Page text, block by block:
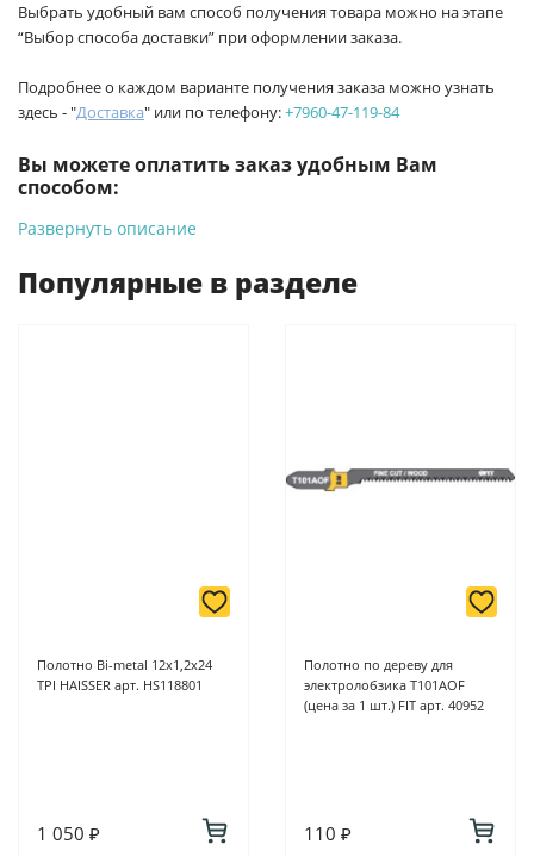
Выбрать удобный вам способ получения товара можно на этапе
“Выбор способа доставки” при оформлении заказа.
Подробнее о каждом варианте получения заказа можно узнать
здесь - "Доставка" или по телефону:+7960-47-119-84
Вы можете оплатить заказ удобным Вам
способом:
-Банковской картой на сайте ProffЭлектро. Данный вид
Развернуть описание
Популярные в разделе
Полотно Bi-metal 12х1,2х24
TPI HAISSER арт. HS118801
1 050 ₽
Полотно по дереву для
электролобзика T101AOF
(цена за 1 шт.) FIT арт. 40952
110 ₽